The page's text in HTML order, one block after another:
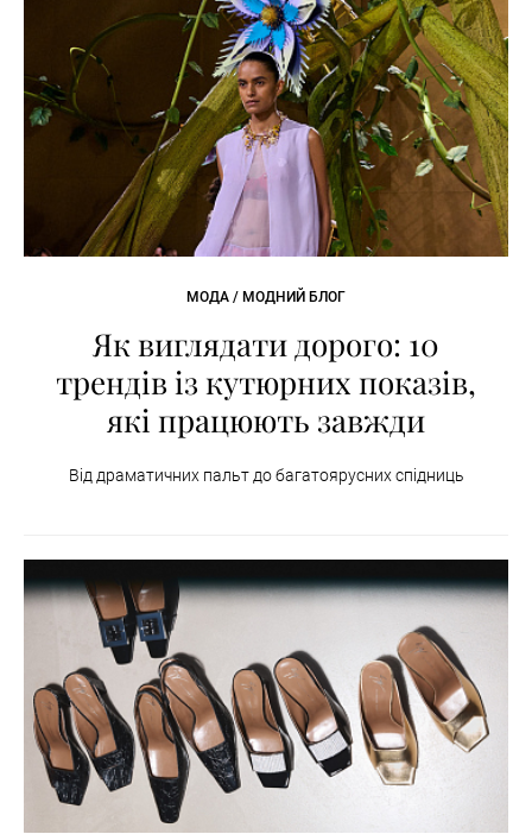
МОДА / МОДНИЙ БЛОГ
Як виглядати дорого: 10
трендів із кутюрних показів,
які працюють завжди
Від драматичних пальт до багатоярусних спідниць